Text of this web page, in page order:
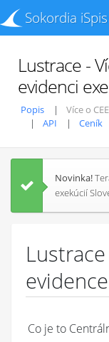
Sokordia iSpis
Lustrace -
evidenci
Popis Více o CEE
API
Ceník
Novinka!
exekúcií
Co je to